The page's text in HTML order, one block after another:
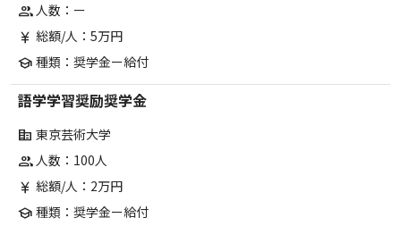
group人数：ー
currency_yen 総額/人：5万円
school 種類：奨学金ー給付
語学学習奨励奨学金
corporate_fare 東京芸術大学
group人数：100人
currency_yen 総額/人：2万円
school 種類：奨学金ー給付